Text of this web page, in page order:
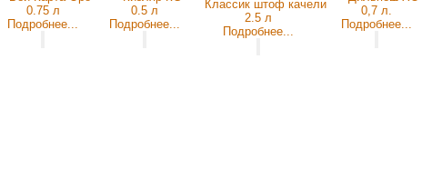
Подробнее... Подробнее...
Подробнее...
Подробнее...